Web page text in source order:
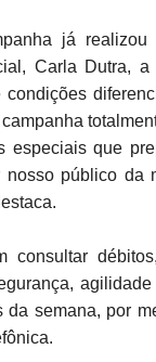
já
Carla Dutra,
que
público da
consultar
semana, por